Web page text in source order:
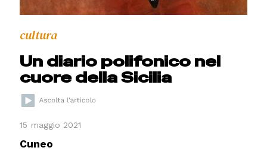
cultura
Un diario polifonico nel
cuore della Sicilia
15 maggio 2021
Cuneo